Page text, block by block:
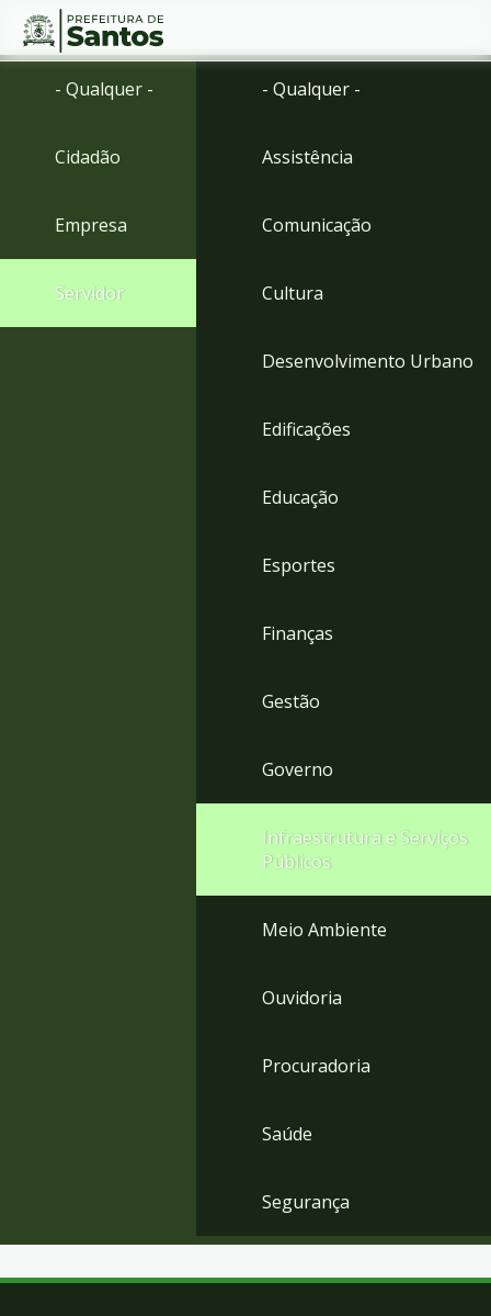
Ir
menu
para
Conteúdo
- Qualquer -
Cidadão
Empresa
Servidor
- Qualquer -
Assistência
Comunicação
Cultura
Desenvolvimento Urbano
Edificações
Educação
Esportes
Finanças
Gestão
Governo
Infraestrutura e Serviços
Públicos
Meio Ambiente
Ouvidoria
Procuradoria
Saúde
Segurança